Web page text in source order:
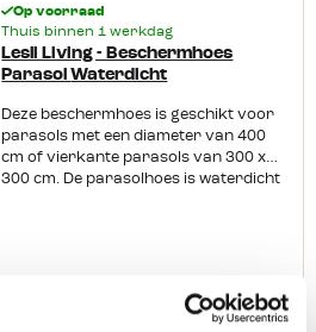
Op voorraad
Thuis binnen 1 werkdag
Lesli Living - Beschermhoes
Parasol Waterdicht
Deze beschermhoes is geschikt voor
parasols met een diameter van 400
cm of vierkante parasols van 300 x
300 cm. De parasolhoes is waterdicht
geen vuil of ongedierte in komen.Met